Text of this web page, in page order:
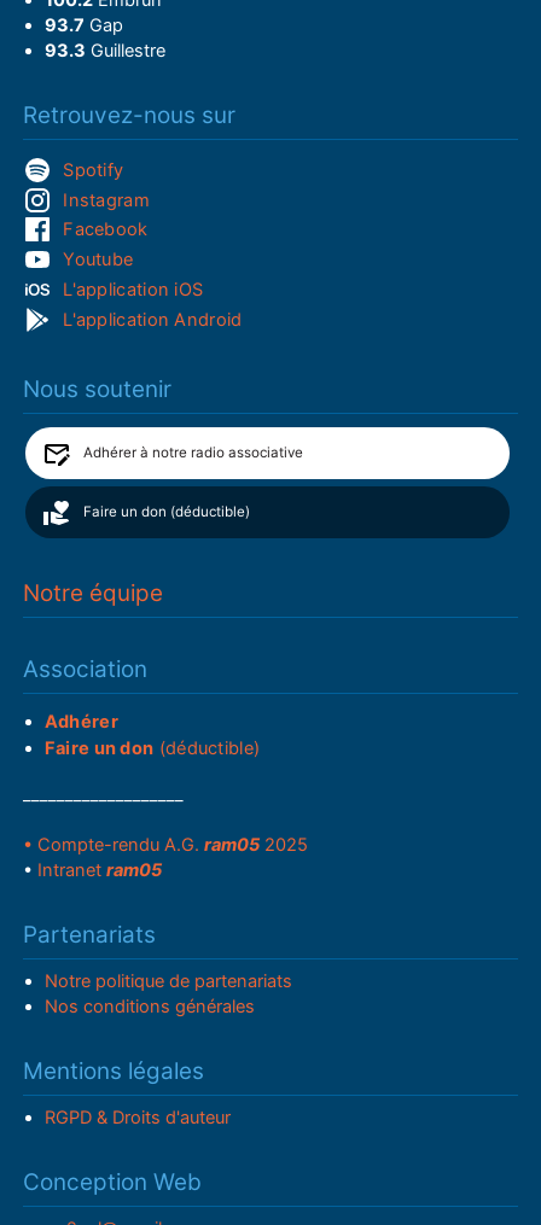
93.7 Gap
93.3 Guillestre
Retrouvez-nous sur
Spotify
Instagram
Facebook
Youtube
L'application iOS
L'application Android
Nous soutenir
Adhérer à notre radio associative
Faire un don (déductible)
Notre équipe
Association
Adhérer
Faire un don (déductible)
• Compte-rendu A.G.ram05 2025
• Intranetram05
Partenariats
Notre politique de partenariats
Nos conditions générales
Mentions légales
RGPD & Droits d'auteur
Conception Web